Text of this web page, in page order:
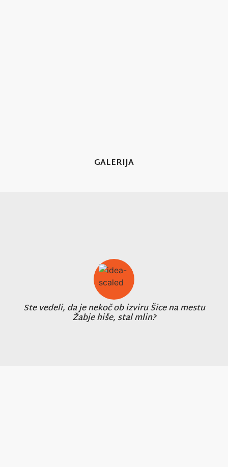
GALERIJA
Ste vedeli, da je nekoč ob izviru Šice na mestu
Žabje hiše, stal mlin?